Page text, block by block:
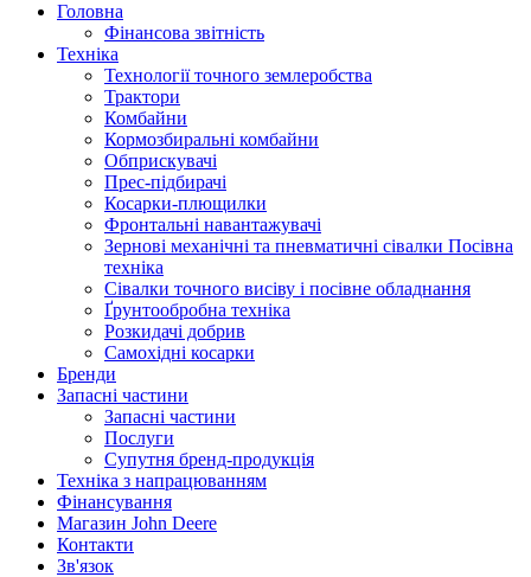
Головна
Фінансова звітність
Техніка
Технології точного землеробства
Трактори
Комбайни
Кормозбиральні комбайни
Обприскувачі
Прес-підбирачі
Косарки-плющилки
Фронтальні навантажувачі
Зернові механічні та пневматичні сівалки Посівна
техніка
Сівалки точного висіву і посівне обладнання
Ґрунтообробна техніка
Розкидачі добрив
Самохідні косарки
Бренди
Запасні частини
Запасні частини
Послуги
Супутня бренд-продукція
Техніка з напрацюванням
Фінансування
Магазин John Deere
Контакти
Зв'язок